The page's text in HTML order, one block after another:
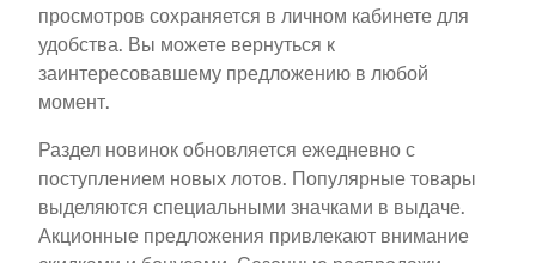
просмотров сохраняется в личном кабинете для
удобства. Вы можете вернуться к
заинтересовавшему предложению в любой
момент.
Раздел новинок обновляется ежедневно с
поступлением новых лотов. Популярные товары
выделяются специальными значками в выдаче.
Акционные предложения привлекают внимание